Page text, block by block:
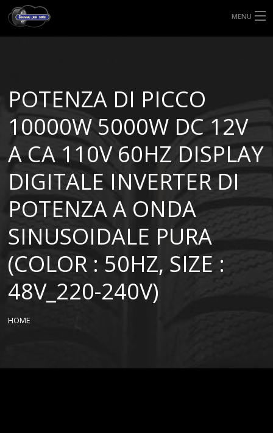
MENU
MISURE GOMME
BLOG
SHOP
POTENZA DI PICCO
10000W 5000W DC 12V
A CA 110V 60HZ DISPLAY
DIGITALE INVERTER DI
POTENZA A ONDA
SINUSOIDALE PURA
(COLOR : 50HZ, SIZE :
48V_220-240V)
HOME